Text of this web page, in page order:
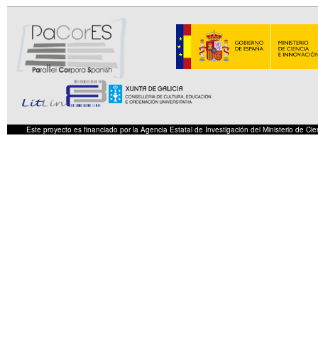
Este proyecto es financiado por la Agencia Estatal de Investigación del Ministerio de